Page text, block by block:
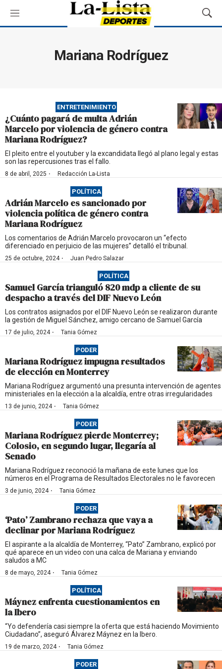
M
e
M
o
ú
s
q
u
d
Mariana Rodríguez
ENTRETENIMIENTO
¿Cuánto pagará de multa Adrián
Marcelo por violencia de género contra
Mariana Rodríguez?
El pleito entre el youtuber y la excandidata llegó al plano legal y estas
son las repercusiones tras el fallo.
8 de abril, 2025 · Redacción La-Lista
POLÍTICA
Adrián Marcelo es sancionado por
violencia política de género contra
Mariana Rodríguez
Los comentarios de Adrián Marcelo provocaron un “efecto
diferenciado en perjuicio de las mujeres” detalló el tribunal.
25 de octubre, 2024· Juan Pedro Salazar
POLÍTICA
Samuel García trianguló 820 mdp a cliente de su
despacho a través del DIF Nuevo León
Los contratos asignados por el DIF Nuevo León se realizaron durante
la gestión de Miguel Sánchez, amigo cercano de Samuel García
17 de julio, 2024· Tania Gómez
PODER
Mariana Rodríguez impugna resultados
de elección en Monterrey
Mariana Rodríguez argumentó una presunta intervención de agentes
ministeriales en la elección a la alcaldía, entre otras irregularidades
13 de junio, 2024· Tania Gómez
PODER
Mariana Rodríguez pierde Monterrey;
Colosio, en segundo lugar, llegaría al
Senado
Mariana Rodríguez reconoció la mañana de este lunes que los
números en el Programa de Resultados Electorales no le favorecen
3 de junio, 2024· Tania Gómez
PODER
‘Pato’ Zambrano rechaza que vaya a
declinar por Mariana Rodríguez
El aspirante a la alcaldía de Monterrey, “Pato” Zambrano, explicó por
qué aparece en un video con una calca de Mariana y enviando
saludos a MC
8 de mayo, 2024· Tania Gómez
POLÍTICA
Máynez enfrenta cuestionamientos en
la Ibero
“Yo defendería casi siempre la oferta que está haciendo Movimiento
Ciudadano”, aseguró Álvarez Máynez en la Ibero.
19 de marzo, 2024· Tania Gómez
PODER